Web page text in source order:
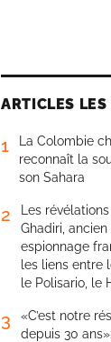
ARTICLES
1
La Colombie
reconnaît la
son Sahara
2
Les
Ghadiri,
espionnage
les liens entre
le Polisario, le
3
«C’est notre
depuis 30